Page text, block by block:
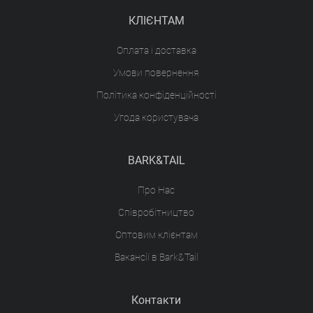
КЛІЄНТАМ
Оплата і доставка
Умови повернення
Політика конфіденційності
Угода користувача
BARK&TAIL
Про Нас
Співробітництво
Оптовим клієнтам
Вакансії в Bark&Tail
Контакти